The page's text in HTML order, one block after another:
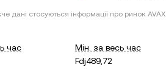
дані стосуються інформації про ринок AVAX.
час
Мін. за весь час
Fdj489,72